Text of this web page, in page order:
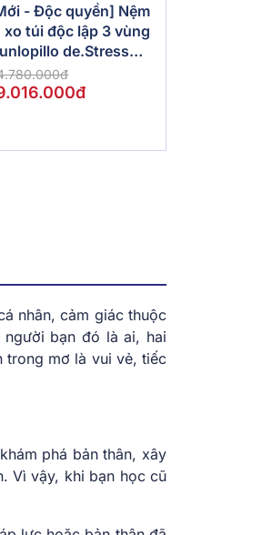
- Độc quyền] Nệm
xo túi độc lập 3 vùng
de.Stress
nhân, cảm giác thuộc
bạn đó là ai, hai
trong mơ là vui vẻ, tiếc
phá bản thân, xây
Vì vậy, khi bạn học cũ